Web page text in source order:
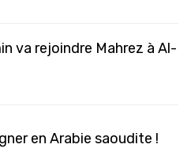
va rejoindre Mahrez à Al-
en Arabie saoudite !